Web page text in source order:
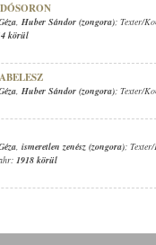
, Huber Sándor (zongora); Texter/
körül
, Huber Sándor (zongora); Texter/
, ismeretlen zenész (zongora);
1918 körül